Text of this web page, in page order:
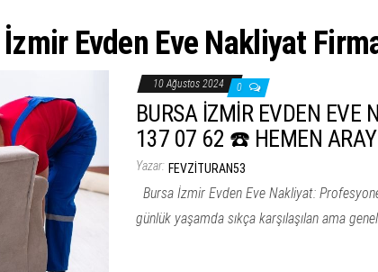
Evden Eve Nakliyat
10 Ağustos 2024 0
BURSA İZMİR EVDEN
137 07 62 ☎️ HEMEN
Yazar: FEVZITURAN53
Bursa İzmir Evden Eve Nakliyat:
günlük yaşamda sıkça karşılaşılan ama